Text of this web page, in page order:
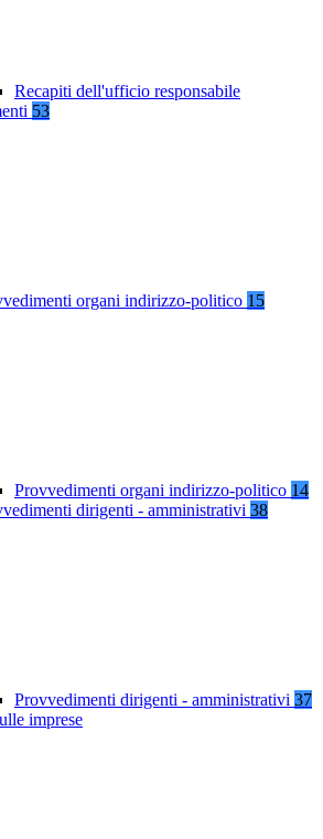
Recapiti dell'ufficio responsabile
53
organi indirizzo-politico 15
Provvedimenti organi indirizzo-politico 14
dirigenti - amministrativi 38
Provvedimenti dirigenti - amministrativi 37
imprese